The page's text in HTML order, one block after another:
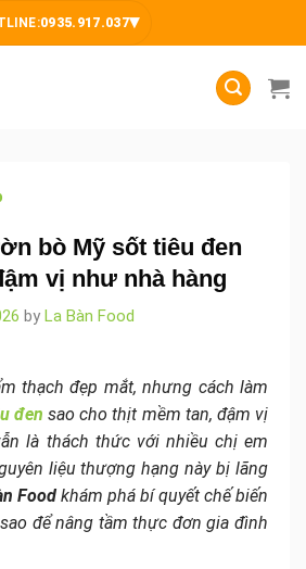
0935.917.037▾
bò Mỹ sốt tiêu đen
vị như nhà hàng
by La Bàn Food
thạch đẹp mắt, nhưng cách làm
đen sao cho thịt mềm tan, đậm vị
là thách thức với nhiều chị em
liệu thượng hạng này bị lãng
Food khám phá bí quyết chế biến
để nâng tầm thực đơn gia đình